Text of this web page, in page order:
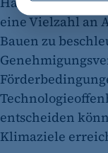
etracker
Zweck:
Opt-In
Besuchers,
Tracking
für ein
Cookie
eine Vielzahl an
Bauen zu
entscheiden
Klimaziele